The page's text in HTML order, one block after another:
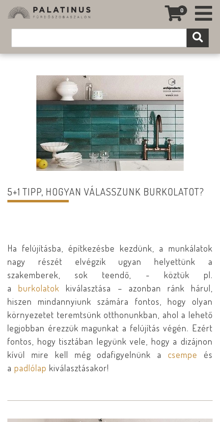
0
5+1 TIPP, HOGYAN VÁLASSZUNK BURKOLATOT?
Ha felújításba, építkezésbe kezdünk, a munkálatok
nagy részét elvégzik ugyan helyettünk a
szakemberek, sok teendő, - köztük pl.
aburkolatok kiválasztása – azonban ránk hárul,
hiszen mindannyiunk számára fontos, hogy olyan
környezetet teremtsünk otthonunkban, ahol a lehető
legjobban érezzük magunkat a felújítás végén. Ezért
fontos, hogy tisztában legyünk vele, hogy a dizájnon
kívül mire kell még odafigyelnünk acsempe és
a padlólap kiválasztásakor!